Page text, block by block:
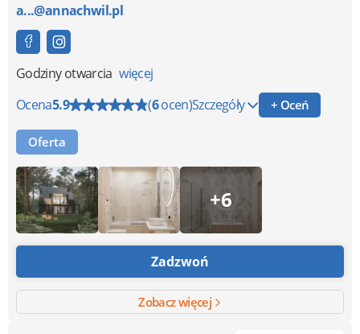
a...@annachwil.pl
Godziny otwarcia więcej
Ocena5.9 (6ocen)Szczegóły + Oceń
Oferta
+6
Zadzwoń
Zobacz więcej